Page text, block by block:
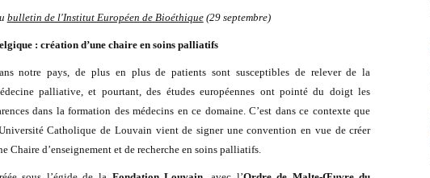
bulletin de l'Institut Européen de Bioéthique(29 septembre)
: création d’une chaire en soins palliatifs
notre pays, de plus en plus de patients sont susceptibles de relever de la
palliative, et pourtant, des études européennes ont pointé du doigt les
dans la formation des médecins en ce domaine. C’est dans ce contexte que
Catholique de Louvain vient de signer une convention en vue de créer
Chaire d’enseignement et de recherche en soins palliatifs.